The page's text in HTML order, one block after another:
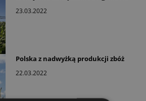
23.03.2022
Polska z nadwyżką produkcji zbóż
22.03.2022